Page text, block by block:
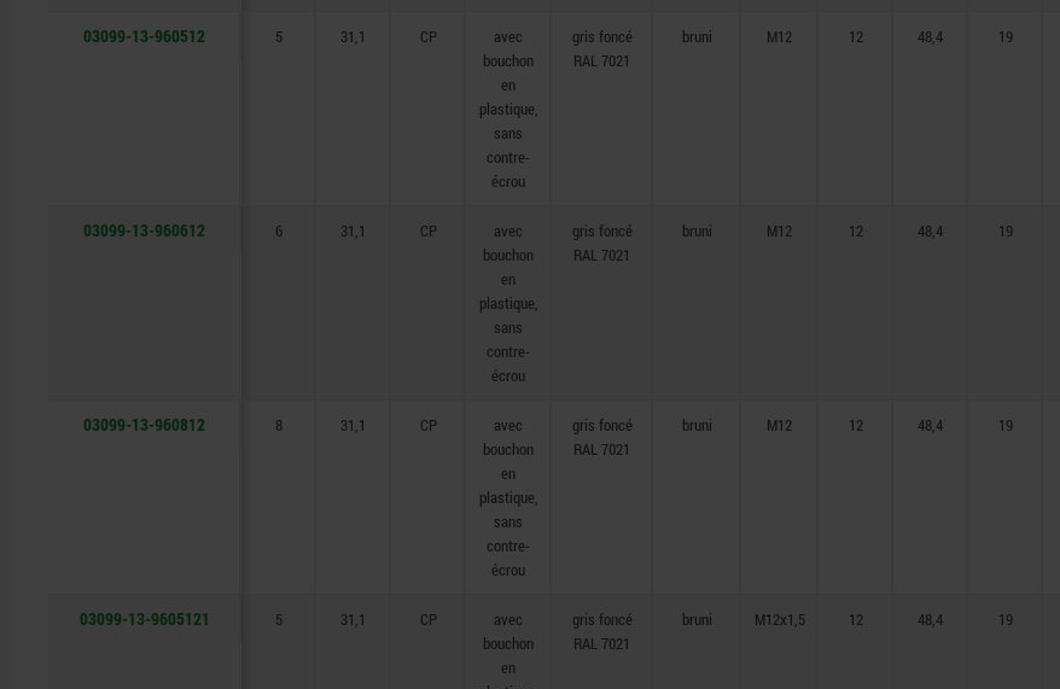
03099-13-960512 5 31,1 CP
avec
bouchon
en
plastique,
sans
contre-
écrou
gris foncé
RAL 7021
bruni M12 12 48,4 19
03099-13-960612 6 31,1 CP
avec
bouchon
en
plastique,
sans
contre-
écrou
gris foncé
RAL 7021
bruni M12 12 48,4 19
03099-13-960812 8 31,1 CP
avec
bouchon
en
plastique,
sans
contre-
écrou
gris foncé
RAL 7021
bruni M12 12 48,4 19
03099-13-9605121 5 31,1 CP
avec
bouchon
en
gris foncé
RAL 7021
bruni M12x1,5 12 48,4 19